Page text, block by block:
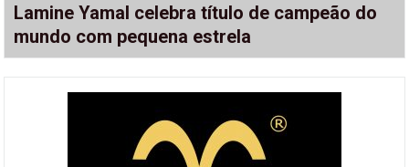
Lamine Yamal celebra título de campeão do
mundo com pequena estrela